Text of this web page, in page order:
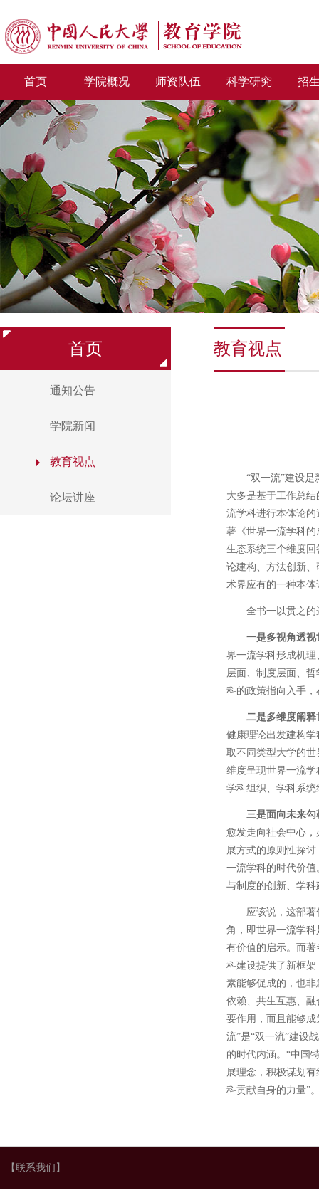
首页 学院概况 师资队伍 科学研究 招
首页
通知公告
学院新闻
教育视点
论坛讲座
教育视点
“双一流”建设
大多是基于工作总
流学科进行本体论
著《世界一流学科
生态系统三个维度
论建构、方法创新
术界应有的一种本
全书一以贯之
一是多视角透
界一流学科形成机
层面、制度层面、
科的政策指向入手
二是多维度阐
健康理论出发建构
取不同类型大学的
维度呈现世界一流
学科组织、学科系
三是面向未来
愈发走向社会中心
展方式的原则性探
一流学科的时代价
与制度的创新、学
应该说，这部
角，即世界一流学
有价值的启示。而
科建设提供了新框
素能够促成的，也
依赖、共生互惠、
要作用，而且能够成
流”是“双一流”建设
的时代内涵。“中国
展理念，积极谋划
科贡献自身的力量”
【联系我们】